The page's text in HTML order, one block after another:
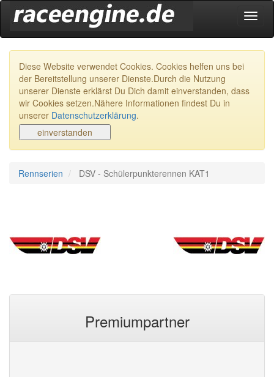
Diese Website verwendet Cookies. Cookies helfen uns bei
der Bereitstellung unserer Dienste.Durch die Nutzung
unserer Dienste erklärst Du Dich damit einverstanden, dass
wir Cookies setzen.Nähere Informationen findest Du in
unserer Datenschutzerklärung.
Rennserien DSV - Schülerpunkterennen KAT1
Premiumpartner